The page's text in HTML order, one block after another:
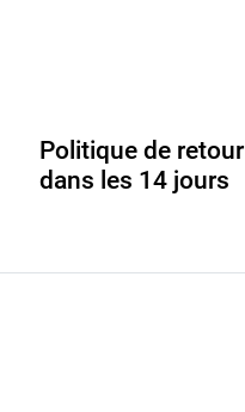
Politique de retour
dans les 14 jours